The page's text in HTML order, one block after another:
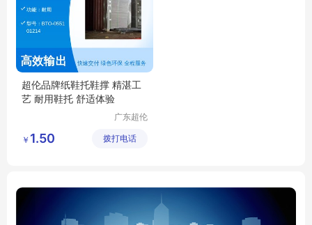
超伦品牌纸鞋托鞋撑 精湛工
艺 耐用鞋托 舒适体验
广东超伦
公司
￥ 1.50 拨打电话